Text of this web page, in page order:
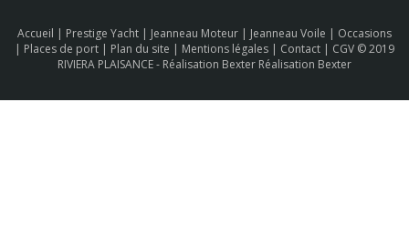
Accueil | Prestige Yacht | Jeanneau Moteur | Jeanneau Voile | Occasions
| Places de port | Plan du site | Mentions légales | Contact | CGV © 2019
RIVIERA PLAISANCE - Réalisation Bexter Réalisation Bexter